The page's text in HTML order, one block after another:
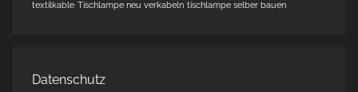
textilkable Tischlampe neu verkabeln tischlampe selber bauen
Datenschutz